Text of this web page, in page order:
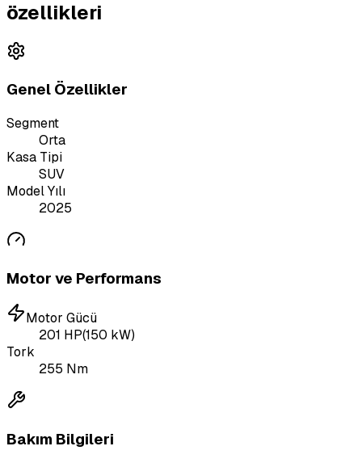
özellikleri
Genel Özellikler
Segment
Orta
Kasa Tipi
SUV
Model Yılı
2025
Motor ve Performans
Motor Gücü
201 HP(150 kW)
Tork
255 Nm
Bakım Bilgileri